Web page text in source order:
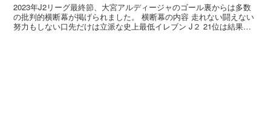
2023年J2リーグ最終節、大宮アルディージャのゴール裏からは多数
の批判的横断幕が掲げられました。 横断幕の内容 走れない闘えない
努力もしない口先だけは立派な史上最低イレブン J２ 21位は結果よ